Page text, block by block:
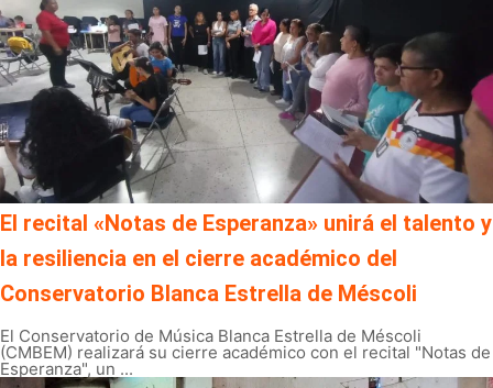
El recital «Notas de Esperanza» unirá el talento y
la resiliencia en el cierre académico del
Conservatorio Blanca Estrella de Méscoli
El Conservatorio de Música Blanca Estrella de Méscoli
(CMBEM) realizará su cierre académico con el recital "Notas de
Esperanza", un ...